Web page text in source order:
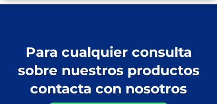
Para cualquier consulta
sobre nuestros productos
contacta con nosotros